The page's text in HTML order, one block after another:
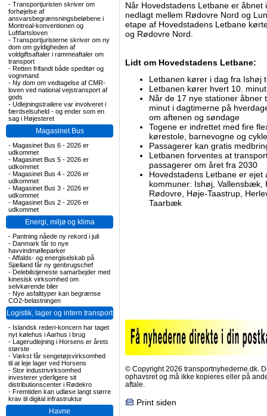
- Transportjuristen skriver om
forhøjelse af
ansvarsbegrænsningsbeløbene i
Montreal-konventionen og
Luftfartsloven
- Transportjuristerne skriver om ny
dom om gyldigheden af
voldgiftsaftaler i rammeaftaler om
transport
- Retten frifandt både speditør og
vognmand
- Ny dom om vedtagelse af CMR-
loven ved national vejstransport af
gods
- Udlejningstrailere var involveret i
færdselsuheld - og ender som en
sag i Højesteret
Magasinet Bus
- Magasinet Bus 6 - 2026 er
udkommet
- Magasinet Bus 5 - 2026 er
udkommet
- Magasinet Bus 4 - 2026 er
udkommet
- Magasinet Bus 3 - 2026 er
udkommet
- Magasinet Bus 2 - 2026 er
udkommet
Energi, miljø og klima
- Pantning nåede ny rekord i juli
- Danmark får to nye
havvindmølleparker
-Affalds- og energiselskab på
Sjælland får ny genbrugschef
- Delebilstjeneste samarbejder med
kinesisk virksomhed om
selvkørende biler
- Nye asfalttyper kan begrænse
CO2-belastningen
Logistik, lager og intern transport
- Islandsk rederi-koncern har taget
nyt kølehus i Aarhus i brug
- Lagerudlejning i Horsens er årets
største
- Vækst får sengetøjsvirksomhed
til at leje lager ved Horsens
- Stor industrivirksomhed
investerer yderligere sit
distributionscenter i Rødekro
- Fremtiden kan udløse langt større
krav til digital infrastruktur
Havne
Når Hovedstadens Letbane er
nedlagt mellem Rødovre Nord og
etape af Hovedstadens Letbane
og Rødovre Nord.
Lidt om Hovedstadens Letbane:
Letbanen kører i dag fra Ishøj
Letbanen kører hvert 10. minut
Når de 17 nye stationer åbner
minut i dagtimerne på
om aftenen og søndage
Togene er indrettet med fire
kørestole, barnevogne og
Passagerer kan gratis
Letbanen forventes at
passagerer om året fra 2030
Hovedstadens Letbane er ejet
kommuner: Ishøj, Vallensbæk,
Rødovre, Høje-Taastrup,
Taarbæk
© Copyright 2026 transportnyhederne.dk.
ophavsret og må ikke kopieres eller på
aftale.
Print siden